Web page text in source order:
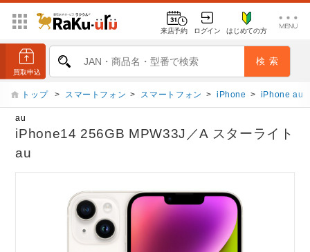
来店予約 ログイン はじめての方
トップ > スマートフォン > スマートフォン > iPhone > iPhone au
au
iPhone14 256GB MPW33J／A スターライト
au